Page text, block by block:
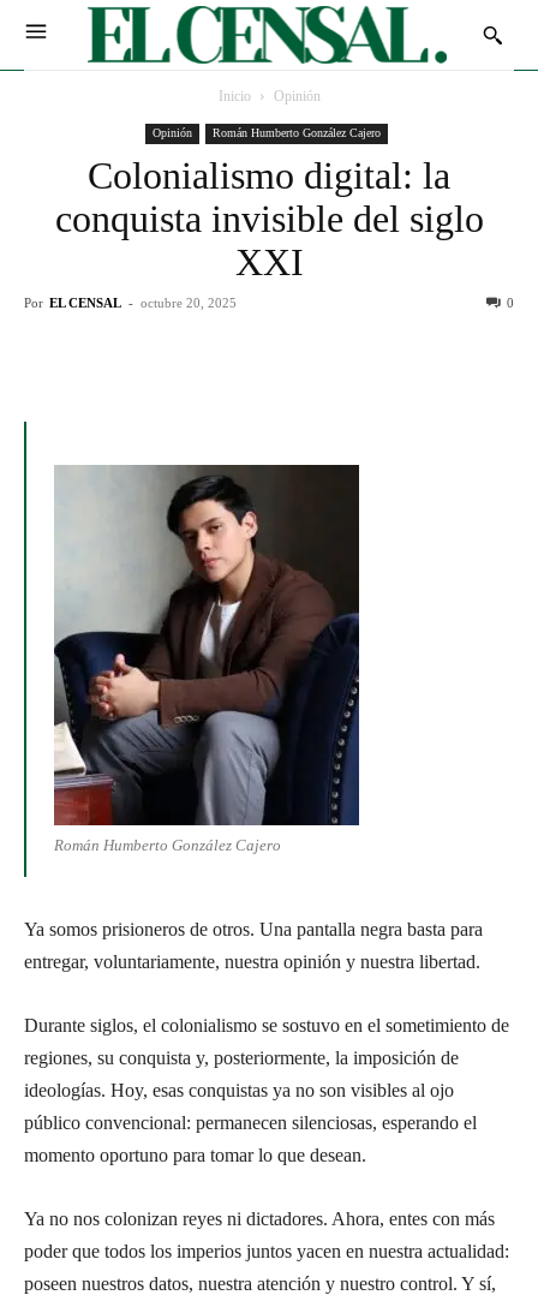
Inicio Opinión
Opinión Román Humberto González Cajero
Colonialismo digital: la
conquista invisible del siglo
XXI
Por EL CENSAL - octubre 20, 2025 0
Román Humberto González Cajero
Ya somos prisioneros de otros. Una pantalla negra basta para
entregar, voluntariamente, nuestra opinión y nuestra libertad.
Durante siglos, el colonialismo se sostuvo en el sometimiento de
regiones, su conquista y, posteriormente, la imposición de
ideologías. Hoy, esas conquistas ya no son visibles al ojo
público convencional: permanecen silenciosas, esperando el
momento oportuno para tomar lo que desean.
Ya no nos colonizan reyes ni dictadores. Ahora, entes con más
poder que todos los imperios juntos yacen en nuestra actualidad:
poseen nuestros datos, nuestra atención y nuestro control. Y sí,